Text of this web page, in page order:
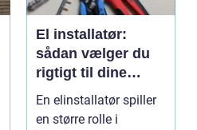
El installatør:
sådan vælger du
rigtigt til dine
elinstallationer
En elinstallatør spiller
en større rolle i